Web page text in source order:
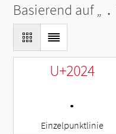
Basierend auf „ .
U+2024
․
Einzelpunktlinie